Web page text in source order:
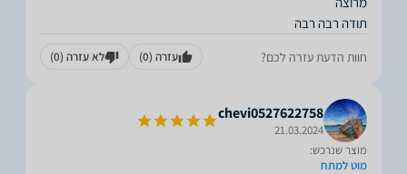
תודה רבה רבה
חוות הדעת עזרה לכם? עזרה (0) לא עזרה (0)
chevi0527622758
21.03.2024
מוצר שנרכש:
מוט למתח